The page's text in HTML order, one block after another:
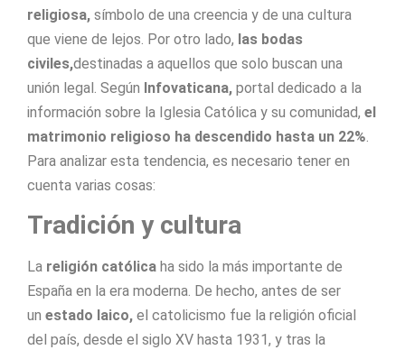
religiosa, símbolo de una creencia y de una cultura
que viene de lejos. Por otro lado, las bodas
civiles,destinadas a aquellos que solo buscan una
unión legal. Según Infovaticana, portal dedicado a la
información sobre la Iglesia Católica y su comunidad, el
matrimonio religioso ha descendido hasta un 22%.
Para analizar esta tendencia, es necesario tener en
cuenta varias cosas:
Tradición y cultura
La religión católica ha sido la más importante de
España en la era moderna. De hecho, antes de ser
un estado laico, el catolicismo fue la religión oficial
del país, desde el siglo XV hasta 1931, y tras la